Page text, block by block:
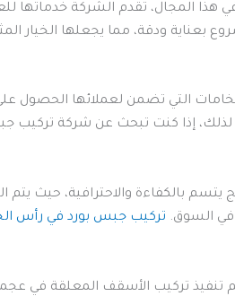
المجال، تقدم الشركة خدماتها
ودقة، مما يجعلها الخيار
التي تضمن لعملائها الحصول على
لذلك، إذا كنت تبحث عن شركة تركيب
بالكفاءة والاحترافية، حيث يتم
في السوق. تركيب جبس بورد في رأس
تنفيذ تركيب الأسقف المعلقة في